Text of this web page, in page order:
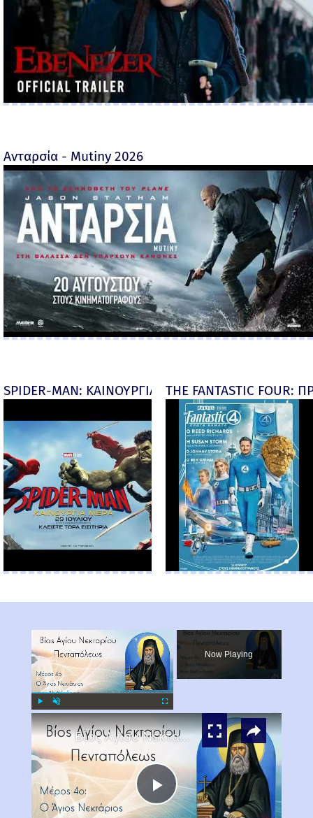
Ανταρσία - Mutiny 2026
SPIDER-MAN: ΚΑΙΝΟΥΡΓΙΑ ΜΕΡΑ (Spider-Man:
THE FANTASTIC
Now Playing
×
Play
Βίος Αγίου Νεκταρίου Μέρος 4ο